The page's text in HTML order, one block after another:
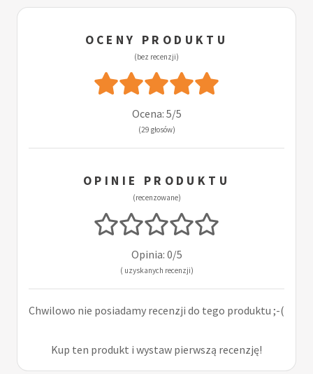
OCENY PRODUKTU
(bez recenzji)
Ocena: 5/5
(29 głosów)
OPINIE PRODUKTU
(recenzowane)
Opinia: 0/5
( uzyskanych recenzji)
Chwilowo nie posiadamy recenzji do tego produktu ;-(
Kup ten produkt i wystaw pierwszą recenzję!